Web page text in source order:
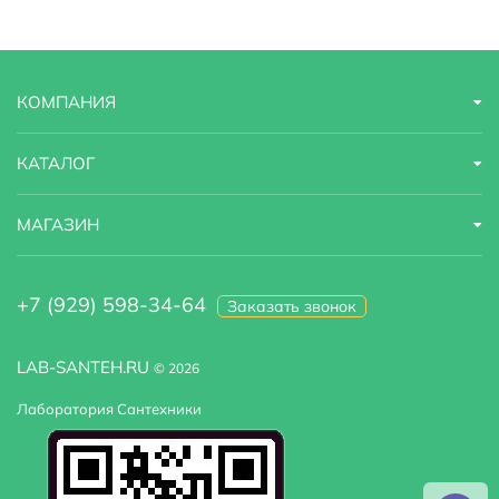
Страна бренда
Гарантийный срок
Область применения бытовая
Габариты 80x80x200
Глубина 80 м
Регулируемая ширина
Цвет поддона Белый
LAB-SANTEH.RU © 2026
Лаборатория Сантехники
КОМПАНИЯ
КАТАЛОГ
МАГАЗИН
+7 (929) 598-34-64 Заказать звонок